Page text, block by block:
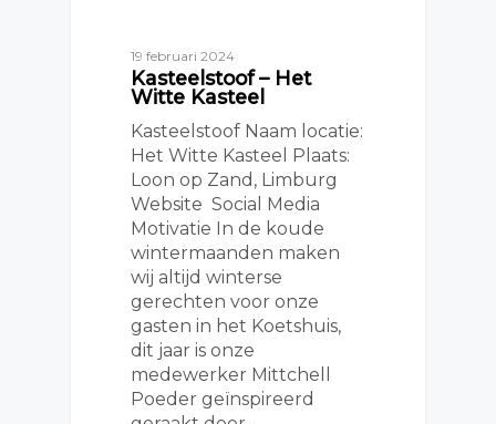
19 februari 2024
Kasteelstoof – Het
Witte Kasteel
Kasteelstoof Naam locatie:
Het Witte Kasteel Plaats:
Loon op Zand, Limburg
Website Social Media
Motivatie In de koude
wintermaanden maken
wij altijd winterse
gerechten voor onze
gasten in het Koetshuis,
dit jaar is onze
medewerker Mittchell
Poeder geïnspireerd